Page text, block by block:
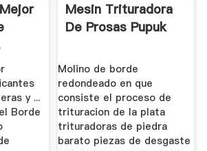
y ...
Borde
Mesin Trituradora
De Prosas Pupuk
Molino de borde
redondeado en que
consiste el proceso de
trituracion de la plata
trituradoras de piedra
barato piezas de desgaste